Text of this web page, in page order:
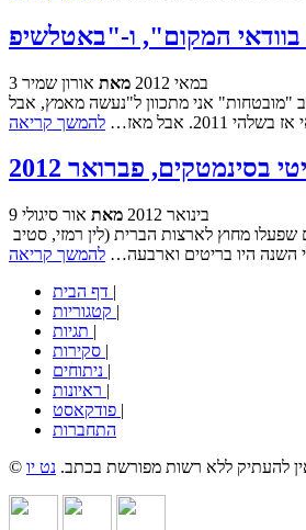
3 במאי 2012 מאת אורון שמיר
"מובטחות" אני מתכוון ל"נעשה מאמץ, אבל
אבל מאז…
להמשך קריאה
בסינמטקים, פברואר 2012
9 בינואר 2012 מאת אור סיגולי
להמשך קריאה
|
|
|
|
|
|
|
התחברות
אין להעתיק ללא רשות מפורשת בכתב. נט יו